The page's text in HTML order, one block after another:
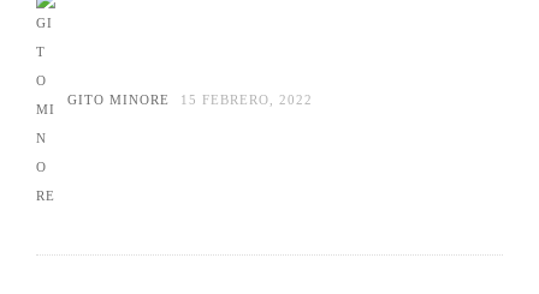
GITO MINORE 15 FEBRERO, 2022